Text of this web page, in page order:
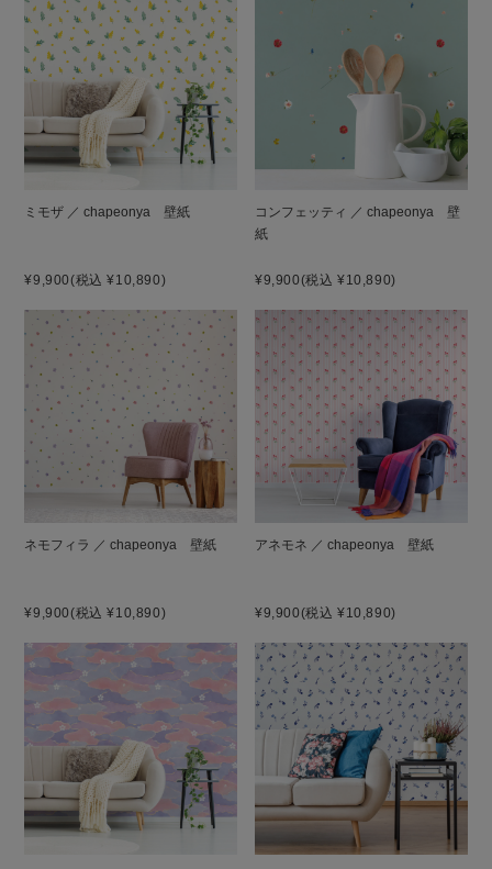
ミモザ ／ chapeonya 壁紙
¥9,900(税込 ¥10,890)
コンフェッティ ／ chapeonya 壁
紙
¥9,900(税込 ¥10,890)
ネモフィラ ／ chapeonya 壁紙
¥9,900(税込 ¥10,890)
アネモネ ／ chapeonya 壁紙
¥9,900(税込 ¥10,890)